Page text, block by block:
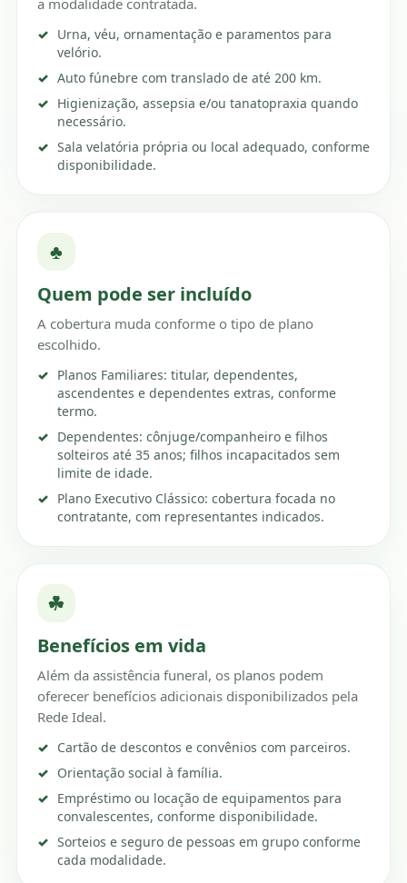
a modalidade contratada.
Urna, véu, ornamentação e paramentos para
velório.
Auto fúnebre com translado de até 200 km.
Higienização, assepsia e/ou tanatopraxia quando
necessário.
Sala velatória própria ou local adequado, conforme
disponibilidade.
♣
Quem pode ser incluído
A cobertura muda conforme o tipo de plano
escolhido.
Planos Familiares: titular, dependentes,
ascendentes e dependentes extras, conforme
termo.
Dependentes: cônjuge/companheiro e filhos
solteiros até 35 anos; filhos incapacitados sem
limite de idade.
Plano Executivo Clássico: cobertura focada no
contratante, com representantes indicados.
☘
Benefícios em vida
Além da assistência funeral, os planos podem
oferecer benefícios adicionais disponibilizados pela
Rede Ideal.
Cartão de descontos e convênios com parceiros.
Orientação social à família.
Empréstimo ou locação de equipamentos para
convalescentes, conforme disponibilidade.
Sorteios e seguro de pessoas em grupo conforme
cada modalidade.